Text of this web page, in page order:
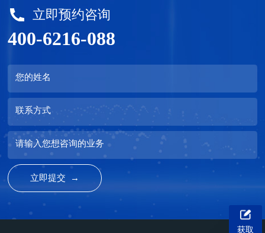
立即预约咨询
400-6216-088
您的姓名
联系方式
请输入您想咨询的业务
获取